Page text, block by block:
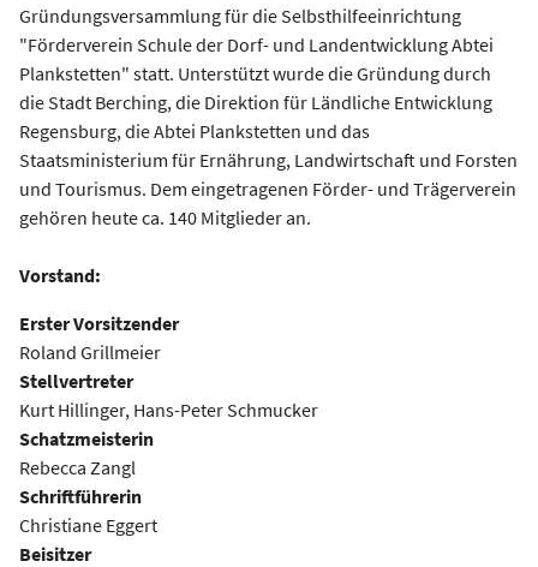
Gründungsversammlung für die Selbsthilfeeinrichtung
"Förderverein Schule der Dorf- und Landentwicklung Abtei
Plankstetten" statt. Unterstützt wurde die Gründung durch
die Stadt Berching, die Direktion für Ländliche Entwicklung
Regensburg, die Abtei Plankstetten und das
Staatsministerium für Ernährung, Landwirtschaft und Forsten
und Tourismus. Dem eingetragenen Förder- und Trägerverein
gehören heute ca. 140 Mitglieder an.
Vorstand:
Erster Vorsitzender
Roland Grillmeier
Stellvertreter
Kurt Hillinger, Hans-Peter Schmucker
Schatzmeisterin
Rebecca Zangl
Schriftführerin
Christiane Eggert
Beisitzer